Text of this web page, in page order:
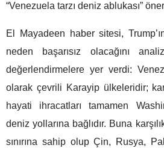
“Venezuela tarzı deniz ablukası”
El Mayadeen haber sitesi,
neden başarısız olacağını
değerlendirmelere yer verdi:
olarak çevrili Karayip ülkeleridir;
hayati ihracatları tamamen
deniz yollarına bağlıdır. Buna
sınırına sahip olup Çin, Rusya,